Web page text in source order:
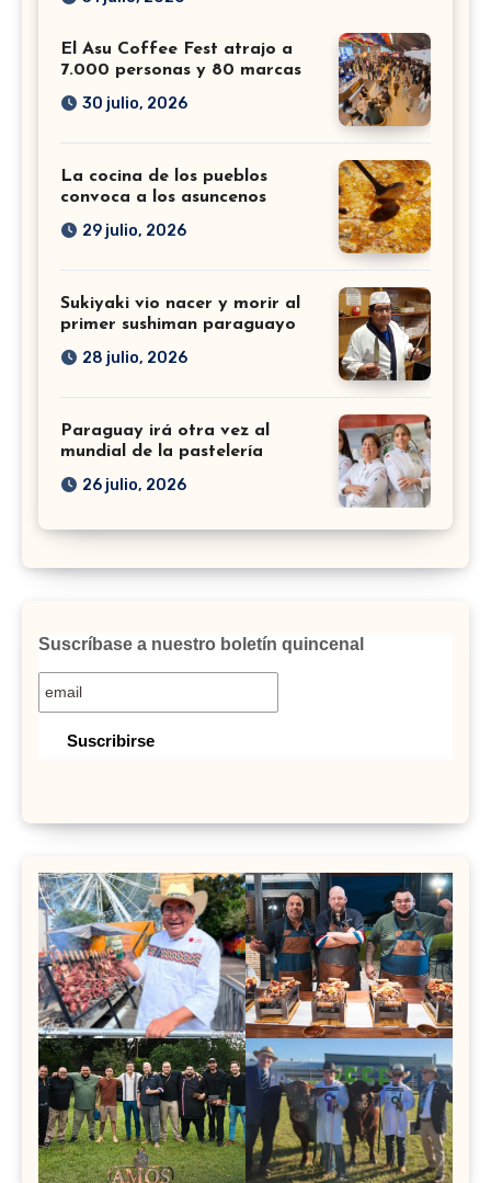
El Asu Coffee Fest atrajo a
7.000 personas y 80 marcas
30 julio, 2026
La cocina de los pueblos
convoca a los asuncenos
29 julio, 2026
Sukiyaki vio nacer y morir al
primer sushiman paraguayo
28 julio, 2026
Paraguay irá otra vez al
mundial de la pastelería
26 julio, 2026
Suscríbase a nuestro boletín quincenal